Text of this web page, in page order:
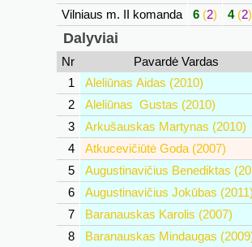
Vilniaus m. II komanda
6 (2) 4(2)
Dalyviai
Nr Pavardė Vardas
1
Aleliūnas Aidas (2010)
2
Aleliūnas Gustas (2010)
3
Arkušauskas Martynas (2010)
4
Atkucevičiūtė Goda (2007)
5
Augustinavičius Benediktas
6
Augustinavičius Jokūbas (2011)
7
Baranauskas Karolis (2007)
8
Baranauskas Mindaugas